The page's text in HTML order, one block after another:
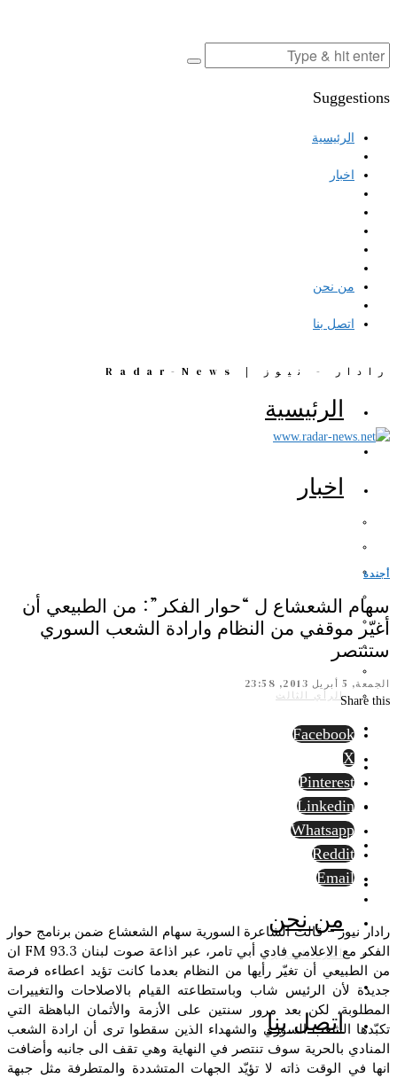
Suggestions
الرئيسية
اخبار
من نحن
اتصل بنا
رادار - نيوز | Radar-News
الرئيسية
اخبار
الرأي الثالث
من نحن
أسرة التحرير
اتصل بنا
أجندة
سهام الشعشاع ل “حوار الفكر”: من الطبيعي أن
أغيّر موقفي من النظام وارادة الشعب السوري
ستنتصر
الجمعة, 5 أبريل 2013, 23:58
Share this
Facebook
X
Pinterest
Linkedin
Whatsapp
Reddit
Email
رادار نيوز – قالت الشاعرة السورية سهام الشعشاع ضمن برنامج حوار
الفكر مع الاعلامي فادي أبي تامر، عبر اذاعة صوت لبنان 93.3 FM ان
من الطبيعي أن تغيّر رأيها من النظام بعدما كانت تؤيد اعطاءه فرصة
جديدة لأن الرئيس شاب وباستطاعته القيام بالاصلاحات والتغييرات
المطلوبة، لكن بعد مرور سنتين على الأزمة والأثمان الباهظة التي
تكبّدها الشعب السوري والشهداء الذين سقطوا ترى أن ارادة الشعب
المنادي بالحرية سوف تنتصر في النهاية وهي تقف الى جانبه وأضافت
انها في الوقت ذاته لا تؤيّد الجهات المتشددة والمتطرفة مثل جبهة